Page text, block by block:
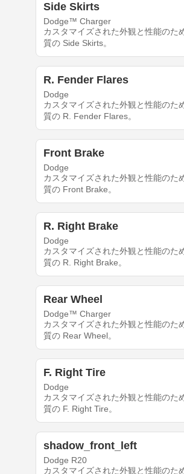
Side Skirts
Dodge™ Charger
カスタマイズされた外観と性能のた
質の Side Skirts。
R. Fender Flares
Dodge
カスタマイズされた外観と性能のた
質の R. Fender Flares。
Front Brake
Dodge
カスタマイズされた外観と性能のた
質の Front Brake。
R. Right Brake
Dodge
カスタマイズされた外観と性能のた
質の R. Right Brake。
Rear Wheel
Dodge™ Charger
カスタマイズされた外観と性能のた
質の Rear Wheel。
F. Right Tire
Dodge
カスタマイズされた外観と性能のた
質の F. Right Tire。
shadow_front_left
Dodge R20
カスタマイズされた外観と性能のた